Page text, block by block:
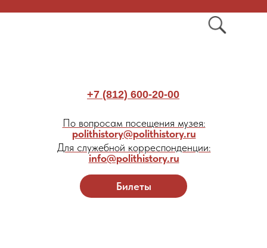
Билеты
+7 (812) 600-20-00
По вопросам посещения музея:
polithistory@polithistory.ru
Для служебной корреспонденции:
info@polithistory.ru